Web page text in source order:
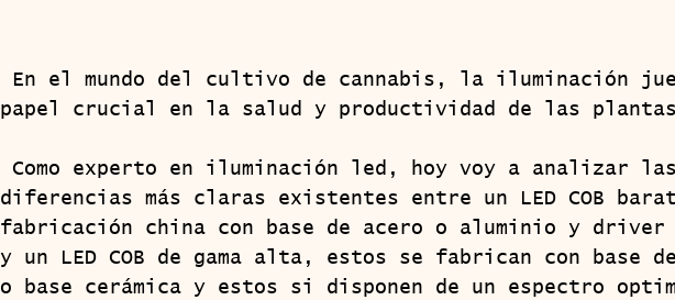
papel crucial en la salud y productividad de las
diferencias más claras existentes entre un LED COB
fabricación china con base de acero o aluminio y
y un LED COB de gama alta, estos se fabrican con base
o base cerámica y estos si disponen de un espectro